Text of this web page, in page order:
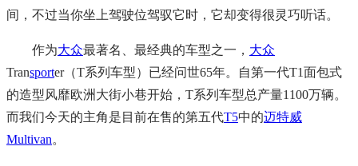
间，不过当你坐上驾驶位驾驭它时，它却变得很灵巧听话。
作为大众最著名、最经典的车型之一， 大众
Transporter（T系列车型）已经问世65年。自第一代T1面包式
的造型风靡欧洲大街小巷开始，T系列车型总产量1100万辆。
而我们今天的主角是目前在售的第五代T5中的迈特威
Multivan。